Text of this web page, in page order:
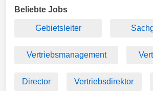
Beliebte Jobs
Gebietsleiter
Vertriebsmanagement
Director Vertriebsdirektor